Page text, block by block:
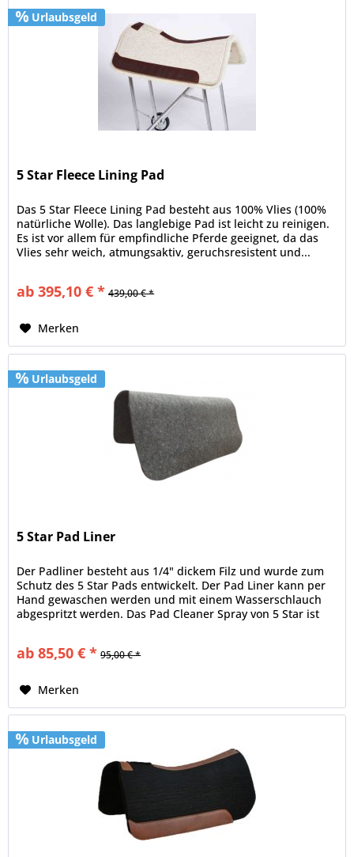
Urlaubsgeld
5 Star Fleece Lining Pad
Das 5 Star Fleece Lining Pad besteht aus 100% Vlies (100%
natürliche Wolle). Das langlebige Pad ist leicht zu reinigen.
Es ist vor allem für empfindliche Pferde geeignet, da das
Vlies sehr weich, atmungsaktiv, geruchsresistent und...
ab 395,10 € * 439,00 € *
Merken
Urlaubsgeld
5 Star Pad Liner
Der Padliner besteht aus 1/4" dickem Filz und wurde zum
Schutz des 5 Star Pads entwickelt. Der Pad Liner kann per
Hand gewaschen werden und mit einem Wasserschlauch
abgespritzt werden. Das Pad Cleaner Spray von 5 Star ist
ab 85,50 € * 95,00 € *
Merken
Urlaubsgeld